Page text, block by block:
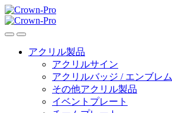
Skip
to
navigation
Skip
to
content
アクリル製品
アクリルサイン
アクリルバッジ / エンブレム
その他アクリル製品
イベントプレート